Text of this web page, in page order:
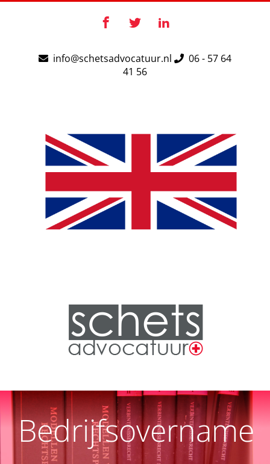
Facebook
X LinkedIn
info@schetsadvocatuur.nl
06 - 57 64
41 56
Bedrijfsovername